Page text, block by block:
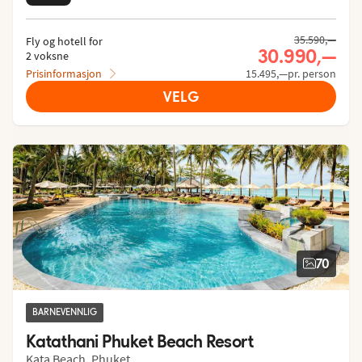
Fly og hotell for
2 voksne
Prisinformasjon
35.590,—
30.990,—
15.495,—pr. person
VELG
70
BARNEVENNLIG
Katathani Phuket Beach Resort
Kata Beach, Phuket